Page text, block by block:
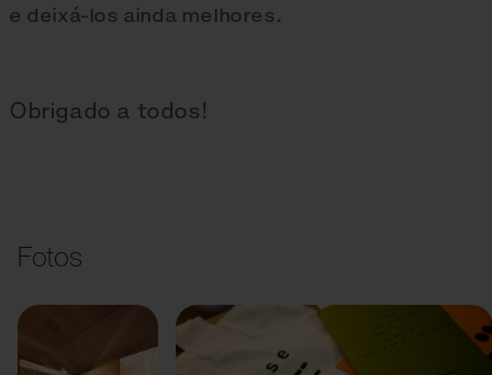
e deixá-los ainda melhores.
Obrigado a todos!
Fotos